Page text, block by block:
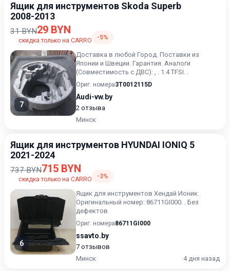
Ящик для инструментов Skoda Superb
2008-2013
31 BYN29 BYN
скидка только на CARRO -5%
7
Доставка в любой Город. Поставки из
Японии и Швеции. Гарантия. Аналоги
(Совместимость с ДВС): , . 1.4 TFSI. .
Ориг. номера3T0012115D
Audi-vw.by
2 отзыва
Минск
Ящик для инструментов HYUNDAI IONIQ 5
2021-2024
737 BYN715 BYN
скидка только на CARRO -3%
6
Ящик для инструментов Хендай Ионик.
Оригинальный номер: 86711GI000. . Без
дефектов
Ориг. номера86711GI000
ssavto.by
7 отзывов
Минск
4 дня назад